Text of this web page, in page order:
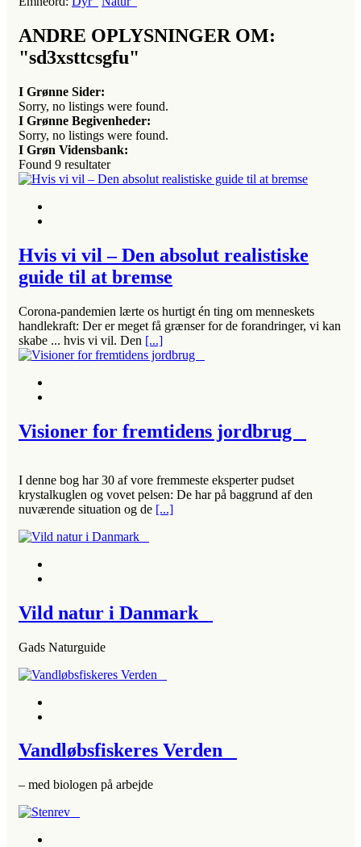
ANDRE OPLYSNINGER OM:
"sd3xsttcsgfu"
I Grønne Sider:
Sorry, no listings were found.
I Grønne Begivenheder:
Sorry, no listings were found.
I Grøn Vidensbank:
Found 9 resultater
Hvis vi vil – Den absolut realistiske
guide til at bremse
Corona-pandemien lærte os hurtigt én ting om menneskets
handlekraft: Der er meget få grænser for de forandringer, vi kan
skabe ... hvis vi vil. Den [...]
Visioner for fremtidens jordbrug
I denne bog har 30 af vore fremmeste eksperter pudset
krystalkuglen og vovet pelsen: De har på baggrund af den
nuværende situation og de [...]
Vild natur i Danmark
Gads Naturguide
Vandløbsfiskeres Verden
– med biologen på arbejde